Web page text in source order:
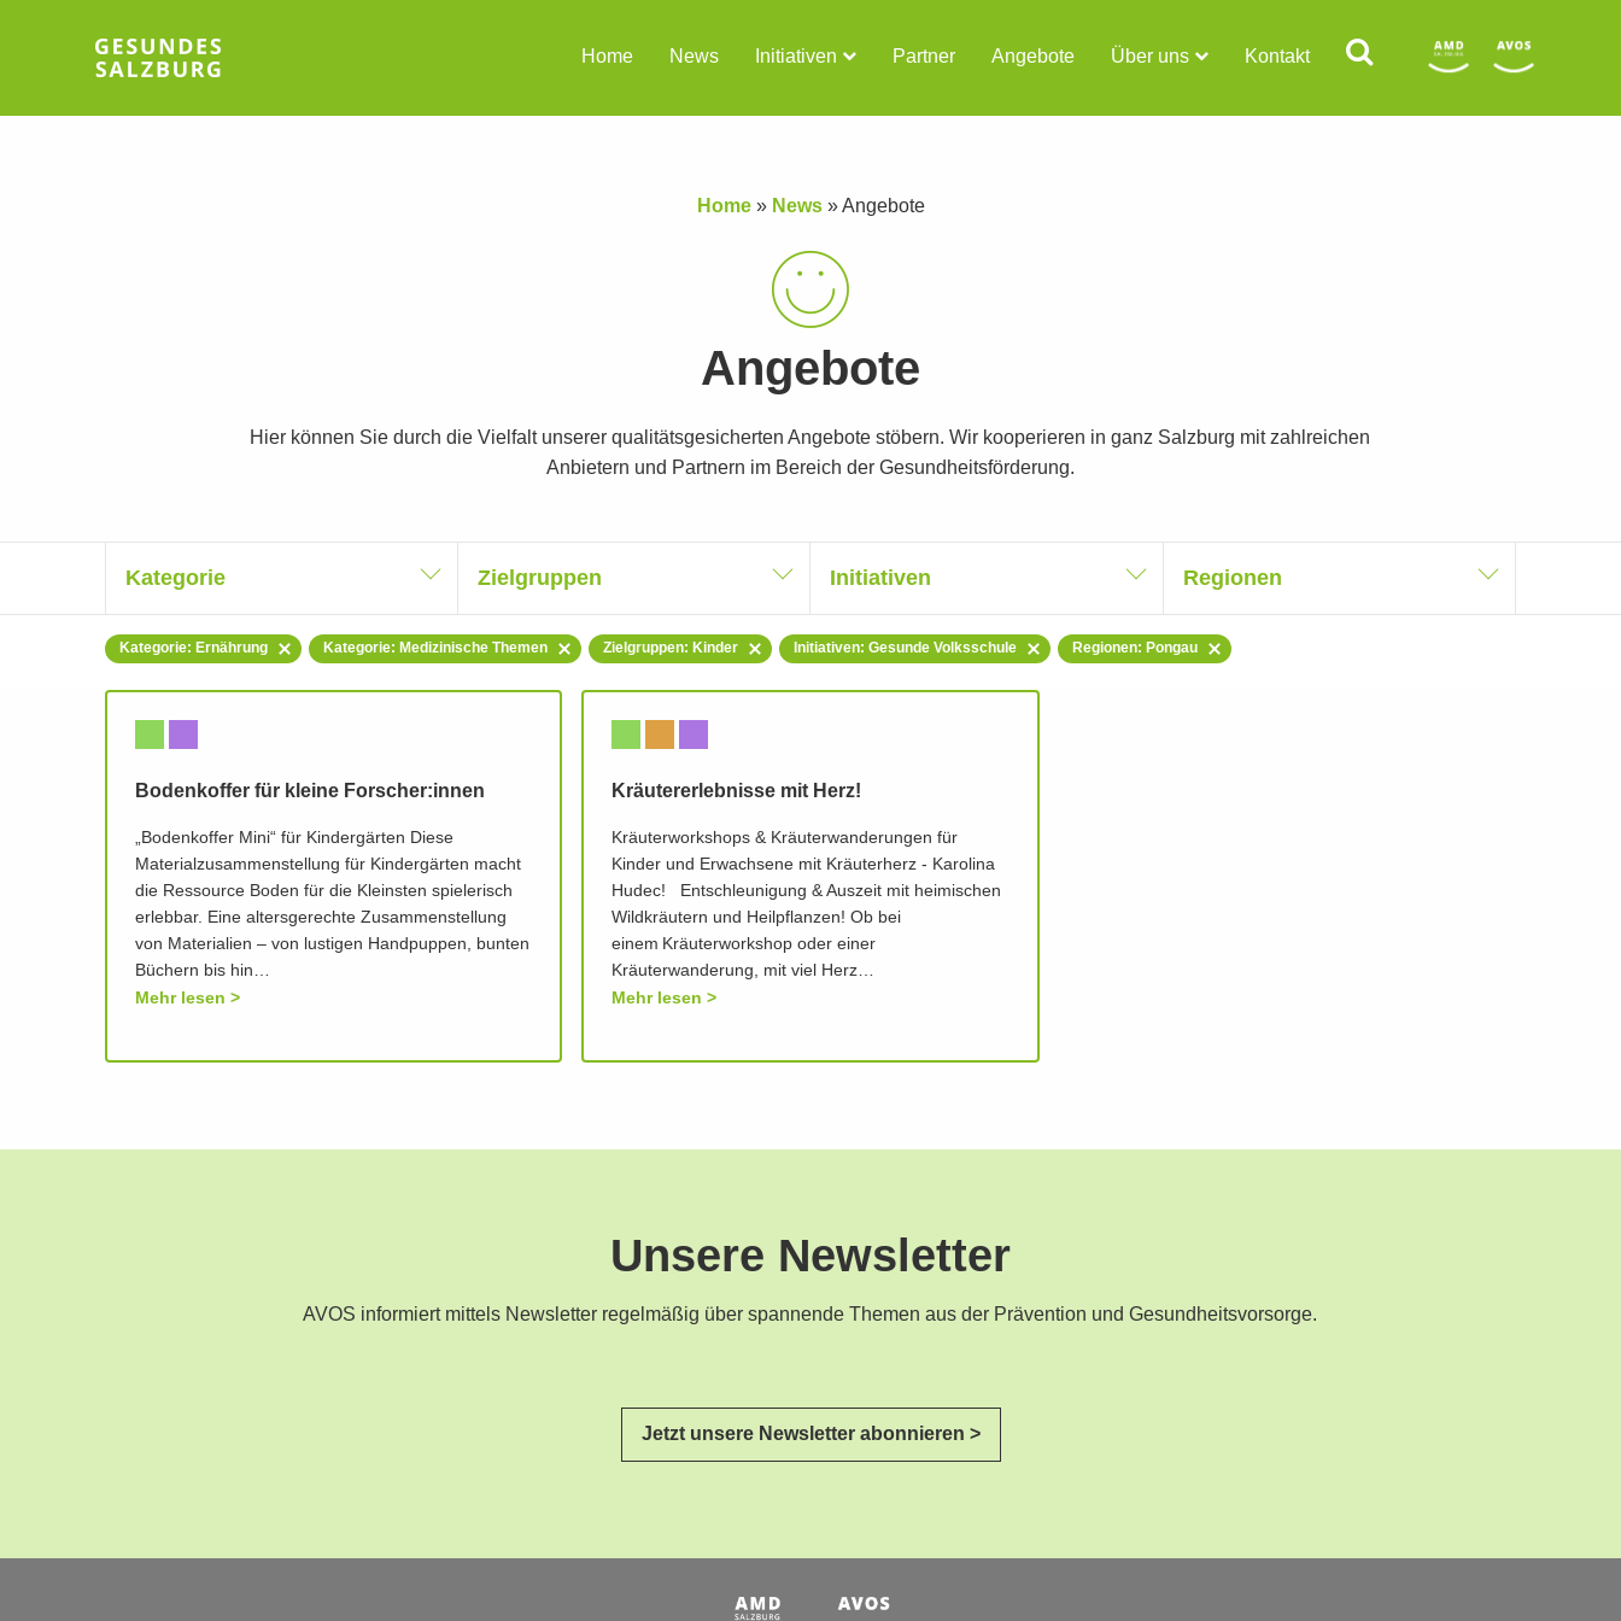
Home News Initiativen Partner Angebote Über uns Kontakt
Home» News»Angebote
Angebote
Hier können Sie durch die Vielfalt unserer qualitätsgesicherten Angebote stöbern. Wir kooperieren in ganz Salzburg mit zahlreichen
Anbietern und Partnern im Bereich der Gesundheitsförderung.
Kategorie Zielgruppen Initiativen Regionen
Kategorie: Ernährung Kategorie: Medizinische Themen Zielgruppen: Kinder Initiativen: Gesunde Volksschule Regionen: Pongau
Bodenkoffer für kleine Forscher:innen
„Bodenkoffer Mini“ für Kindergärten Diese
Materialzusammenstellung für Kindergärten macht
die Ressource Boden für die Kleinsten spielerisch
erlebbar. Eine altersgerechte Zusammenstellung
von Materialien – von lustigen Handpuppen, bunten
Büchern bis hin…
Mehr lesen
Kräutererlebnisse mit Herz!
Kräuterworkshops & Kräuterwanderungen für
Kinder und Erwachsene mit Kräuterherz - Karolina
Hudec! Entschleunigung & Auszeit mit heimischen
Wildkräutern und Heilpflanzen! Ob bei
einem Kräuterworkshop oder einer
Kräuterwanderung, mit viel Herz…
Mehr lesen
Unsere Newsletter
AVOS informiert mittels Newsletter regelmäßig über spannende Themen aus der Prävention und Gesundheitsvorsorge.
Jetzt unsere Newsletter abonnieren >